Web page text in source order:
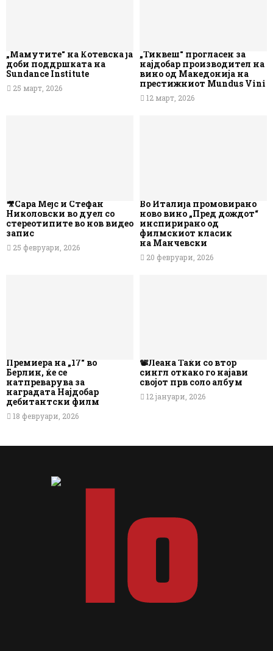
„Мамутите“ на Котевска ја
доби поддршката на
Sundance Institute
25 март, 2026
„Тиквеш“ прогласен за
најдобар производител на
вино од Македонија на
престижниот Mundus Vini
12 март, 2026
🎥Сара Мејс и Стефан
Николовски во дуел со
стереотипите во нов видео
запис
25 февруари, 2026
Во Италија промовирано
ново вино „Пред дождот“
инспирирано од
филмскиот класик
на Манчевски
20 февруари, 2026
Премиера на „17“ во
Берлин, ќе се
натпреварува за
наградата Најдобар
дебитантски филм
18 февруари, 2026
📽️Леана Таќи со втор
сингл откако го најави
својот прв соло албум
12 јануари, 2026